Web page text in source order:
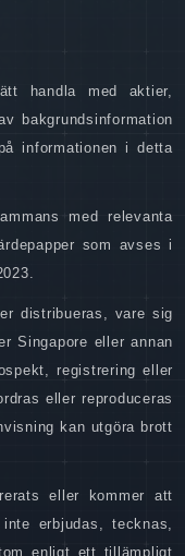
handla med aktier,
bakgrundsinformation
informationen i detta
med relevanta
som avses i
distribueras, vare sig
Singapore eller annan
registrering eller
eller reproduceras
kan utgöra brott
eller kommer att
erbjudas, tecknas,
enligt ett tillämpligt